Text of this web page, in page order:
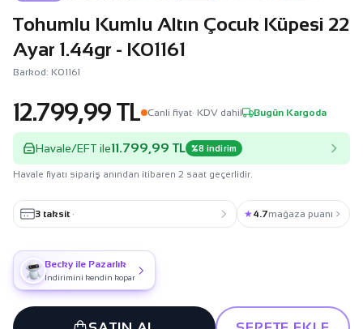
Tohumlu Kumlu Altın Çocuk Küpesi 22
Ayar 1.44gr - K01161
Barkod: K01161
12.799,99 TL Canli fiyat· KDV dahil Bugün Kargoda
Havale/EFT ile11.799,99 TL %8 indirim
Havale fiyatı sipariş anından itibaren 2 saat geçerlidir.
3 taksit · ★4.7mağaza puanı
Becky ile Pazarlık
İndirimini kendin kopar